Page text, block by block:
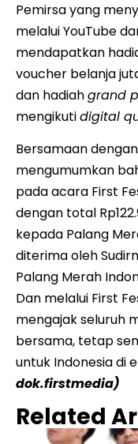
Pemirsa yang
melalui YouTube
mendapatkan
voucher belanja
dan hadiahgrand
mengikutidigital
Bersamaan
mengumumkan
pada acara First
dengan total
kepada Palang
diterima oleh
Palang Merah
Dan melalui First
mengajak seluruh
bersama, tetap
untuk Indonesia di
dok.firstmedia)
Related